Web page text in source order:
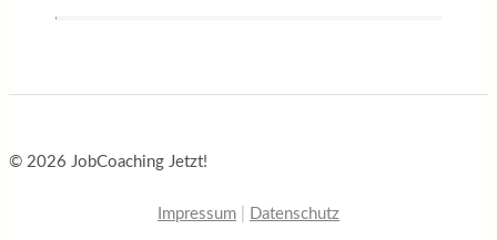
© 2026 JobCoaching Jetzt!
Impressum Datenschutz